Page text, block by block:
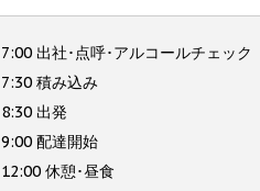
7:00 出社･点呼･アルコールチェック
7:30 積み込み
8:30 出発
9:00 配達開始
12:00 休憩･昼食